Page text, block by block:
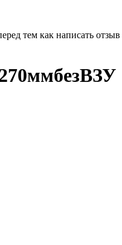
тем как написать отзыв